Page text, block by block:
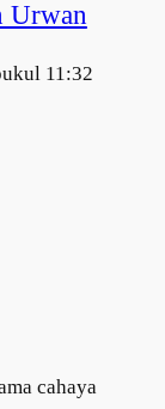
Urwan
11:32
cahaya